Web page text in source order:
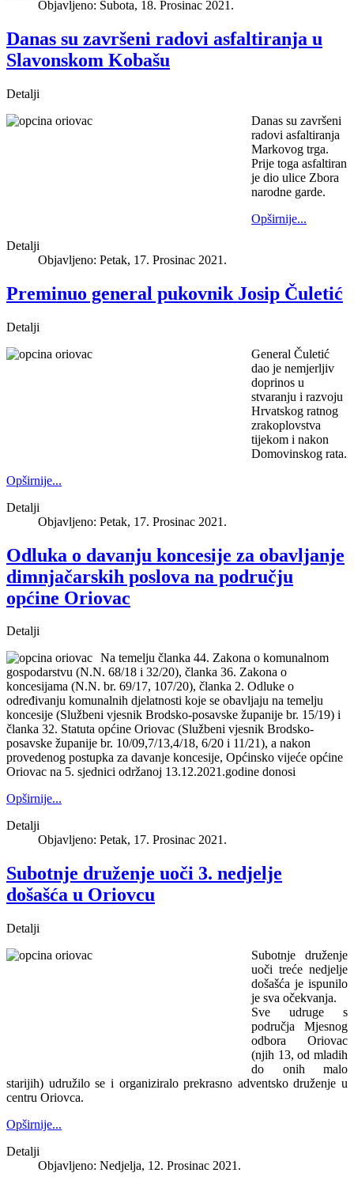
Objavljeno: Subota, 18. Prosinac 2021.
Danas su završeni radovi asfaltiranja u
Slavonskom Kobašu
Detalji
Danas su završeni
radovi asfaltiranja
Markovog trga.
Prije toga asfaltiran
je dio ulice Zbora
narodne garde.
Opširnije...
Detalji
Objavljeno: Petak, 17. Prosinac 2021.
Preminuo general pukovnik Josip Čuletić
Detalji
General Čuletić
dao je nemjerljiv
doprinos u
stvaranju i razvoju
Hrvatskog ratnog
zrakoplovstva
tijekom i nakon
Domovinskog rata.
Opširnije...
Detalji
Objavljeno: Petak, 17. Prosinac 2021.
Odluka o davanju koncesije za obavljanje
dimnjačarskih poslova na području
općine Oriovac
Detalji
Na temelju članka 44. Zakona o komunalnom
gospodarstvu (N.N. 68/18 i 32/20), članka 36. Zakona o
koncesijama (N.N. br. 69/17, 107/20), članka 2. Odluke o
određivanju komunalnih djelatnosti koje se obavljaju na temelju
koncesije (Službeni vjesnik Brodsko-posavske županije br. 15/19) i
članka 32. Statuta općine Oriovac (Službeni vjesnik Brodsko-
posavske županije br. 10/09,7/13,4/18, 6/20 i 11/21), a nakon
provedenog postupka za davanje koncesije, Općinsko vijeće općine
Oriovac na 5. sjednici održanoj 13.12.2021.godine donosi
Opširnije...
Detalji
Objavljeno: Petak, 17. Prosinac 2021.
Subotnje druženje uoči 3. nedjelje
došašća u Oriovcu
Detalji
Subotnje druženje
uoči treće nedjelje
došašća je ispunilo
je sva očekvanja.
Sve udruge s
područja Mjesnog
odbora Oriovac
(njih 13, od mladih
do onih malo
starijih) udružilo se i organiziralo prekrasno adventsko druženje u
centru Oriovca.
Opširnije...
Detalji
Objavljeno: Nedjelja, 12. Prosinac 2021.